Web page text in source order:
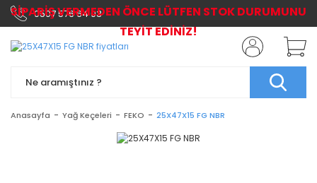
0507 576 64 03
Anasayfa Yağ Keçeleri FEKO 25X47X15 FG NBR
SİPARİŞ VERMEDEN ÖNCE LÜTFEN STOK DURUMUNU
TEYİT EDİNİZ!